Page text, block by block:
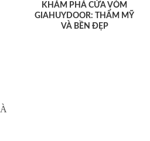
KHÁM PHÁ CỬA VÒM
GIAHUYDOOR: THẨM MỸ
VÀ BỀN ĐẸP